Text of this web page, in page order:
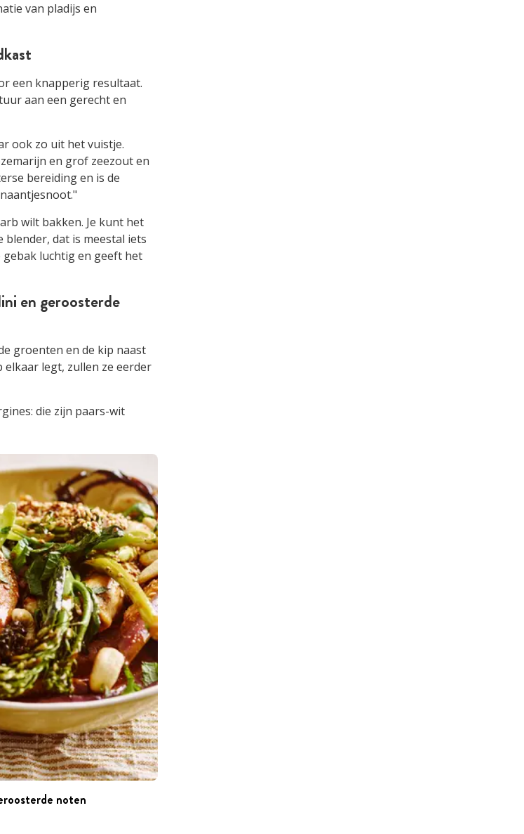
van pladijs en
een knapperig resultaat.
aan een gerecht en
ook zo uit het vuistje.
en grof zeezout en
bereiding en is de
wilt bakken. Je kunt het
dat is meestal iets
luchtig en geeft het
en geroosterde
groenten en de kip naast
legt, zullen ze eerder
die zijn paars-wit
noten